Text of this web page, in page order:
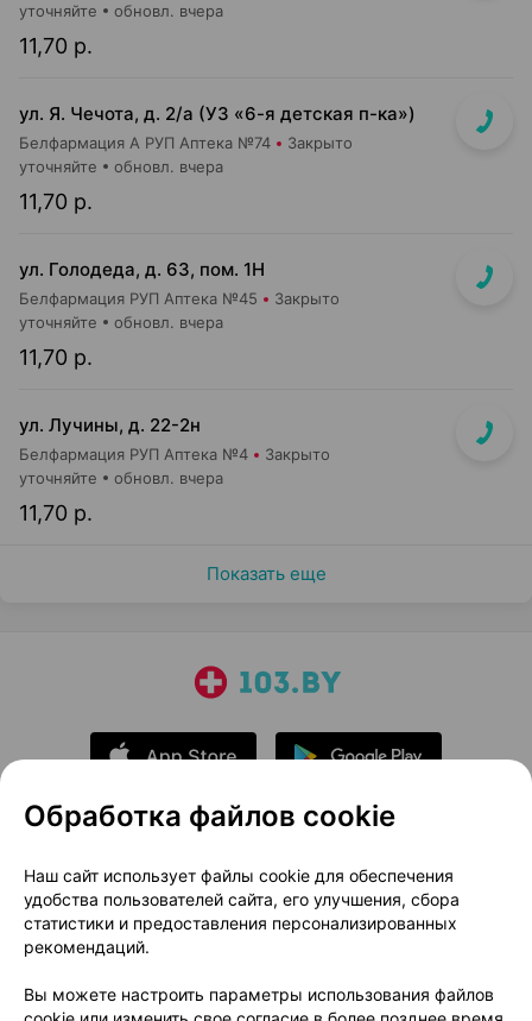
11,70 р.
уточняйте обновл. вчера
ул. Я. Чечота, д. 2/а (УЗ «6-я детская п-ка»)
Белфармация А РУП Аптека №74 Закрыто
11,70 р.
уточняйте обновл. вчера
ул. Голодеда, д. 63, пом. 1Н
Белфармация РУП Аптека №45 Закрыто
11,70 р.
уточняйте обновл. вчера
ул. Лучины, д. 22-2н
Белфармация РУП Аптека №4 Закрыто
11,70 р.
уточняйте обновл. вчера
Показать еще
О проекте
Новости проекта
Размещение рекламы
Медицинский маркетинг
Публичный договор
Доставка
Способы оплаты
Вакансии Партнеры
Обработка файлов cookie
Наш сайт использует файлы cookie для обеспечения
удобства пользователей сайта, его улучшения, сбора
статистики и предоставления персонализированных
рекомендаций.
Вы можете настроить параметры использования файлов